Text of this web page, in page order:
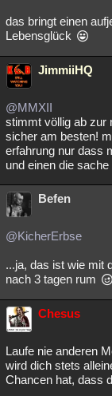
das bringt einen
Lebensglück
JimmiiHQ
@MMXII
stimmt völlig ab zur
sicher am besten!
erfahrung nur dass
und einen die
Befen
@KicherErbse
...ja, das ist wie mit
nach 3 tagen rum
Chesus
Laufe nie anderen
wird dich stets
Chancen hat, dass